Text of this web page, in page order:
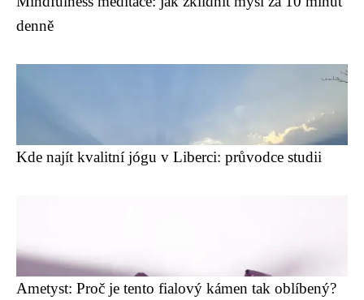
denně
Kde najít kvalitní jógu v Liberci: průvodce studii
Ametyst: Proč je tento fialový kámen tak oblíbený?